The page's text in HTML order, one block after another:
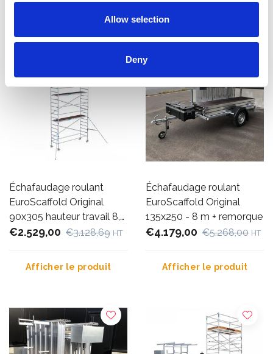
Allow selection
Deny
Afficher le produit Afficher le produit
Échafaudage roulant
EuroScaffold Original
90x305 hauteur travail 8,2
m
€2.529,00 €3.128,69 HT
Afficher le produit
Échafaudage roulant
EuroScaffold Original
135x250 - 8 m + remorque
€4.179,00 €5.268,00 HT
Afficher le produit